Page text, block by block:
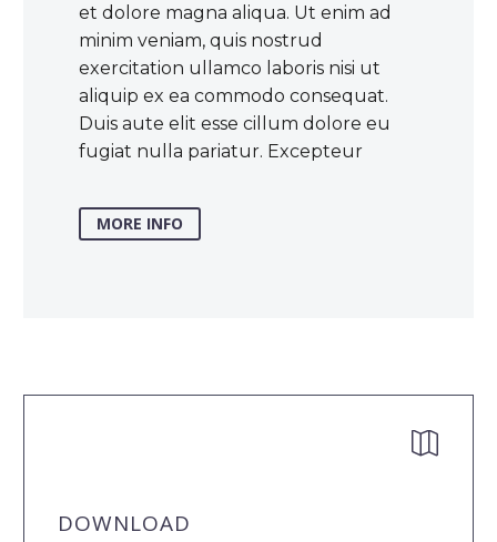
et dolore magna aliqua. Ut enim ad
minim veniam, quis nostrud
exercitation ullamco laboris nisi ut
aliquip ex ea commodo consequat.
Duis aute elit esse cillum dolore eu
fugiat nulla pariatur. Excepteur
MORE INFO


DOWNLOAD